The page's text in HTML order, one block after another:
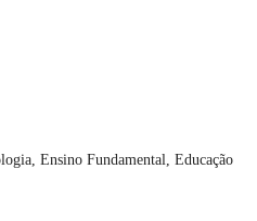
Ensino Fundamental, Educação